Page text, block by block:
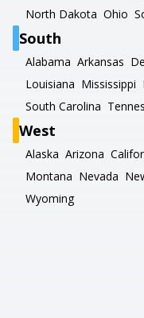
North Dakota Ohio
South
Alabama Arkansas
Louisiana Mississippi
South Carolina
West
Alaska Arizona
Montana Nevada
Wyoming